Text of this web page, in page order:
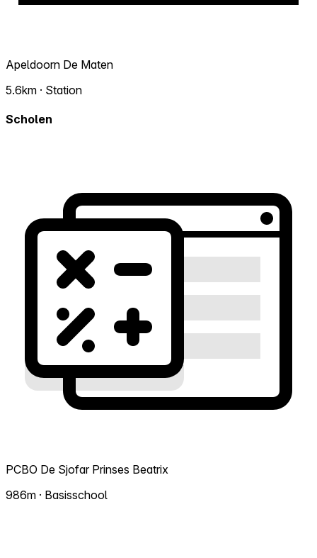
Apeldoorn De Maten
5.6km · Station
Scholen
PCBO De Sjofar Prinses Beatrix
986m · Basisschool